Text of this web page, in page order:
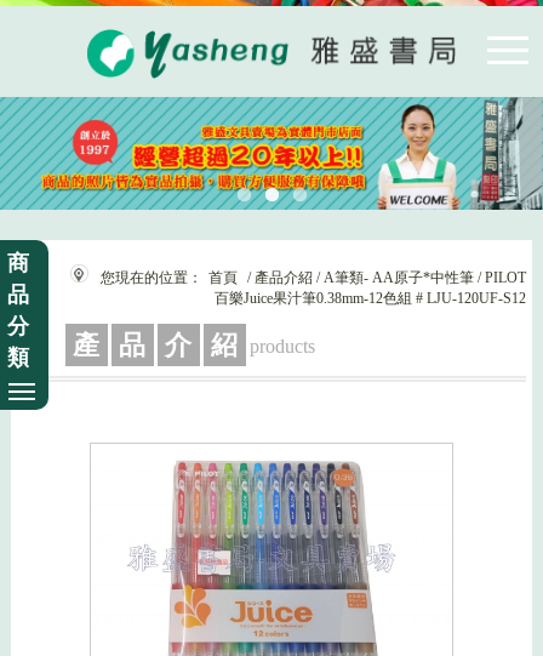
商
品
分
類
您現在的位置： 首頁 / 產品介紹 / A筆類- AA原子*中性筆 / PILOT
百樂Juice果汁筆0.38mm-12色組 # LJU-120UF-S12
產 品 介 紹 products